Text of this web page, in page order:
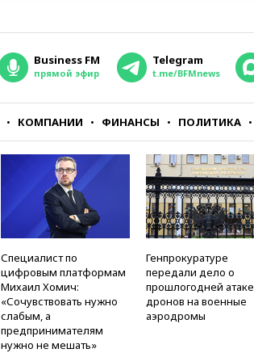
Business FM
прямой эфир
Telegram
t.me/BFMnews
КОМПАНИИ ФИНАНСЫ ПОЛИТИКА
Специалист по
цифровым платформам
Михаил Хомич:
«Сочувствовать нужно
слабым, а
предпринимателям
нужно не мешать»
Генпрокуратуре
передали дело о
прошлогодней атаке
дронов на военные
аэродромы